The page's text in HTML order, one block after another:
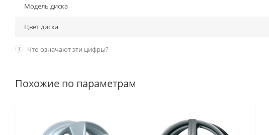
Модель диска
Цвет диска
? Что означают эти цифры?
Похожие по параметрам